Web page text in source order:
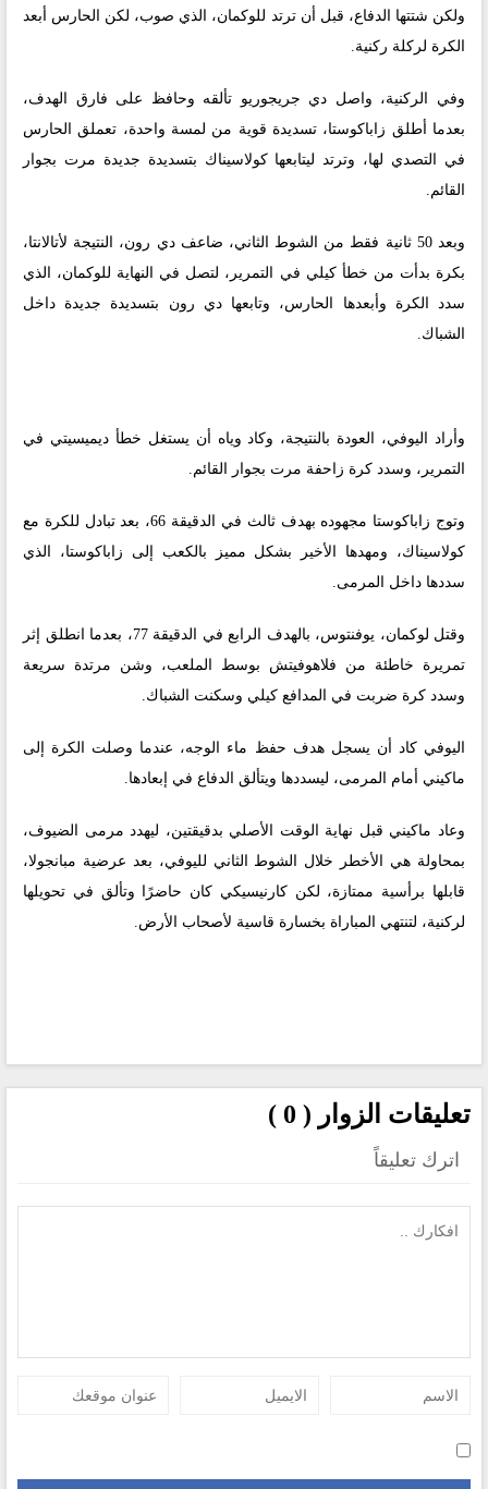
ولكن شتتها الدفاع، قبل أن ترتد للوكمان، الذي صوب، لكن الحارس أبعد
الكرة لركلة ركنية.
وفي الركنية، واصل دي جريجوريو تألقه وحافظ على فارق الهدف،
بعدما أطلق زاباكوستا، تسديدة قوية من لمسة واحدة، تعملق الحارس
في التصدي لها، وترتد ليتابعها كولاسيناك بتسديدة جديدة مرت بجوار
القائم.
وبعد 50 ثانية فقط من الشوط الثاني، ضاعف دي رون، النتيجة لأتالانتا،
بكرة بدأت من خطأ كيلي في التمرير، لتصل في النهاية للوكمان، الذي
سدد الكرة وأبعدها الحارس، وتابعها دي رون بتسديدة جديدة داخل
الشباك.
وأراد اليوفي، العودة بالنتيجة، وكاد وياه أن يستغل خطأ ديميسيتي في
التمرير، وسدد كرة زاحفة مرت بجوار القائم.
وتوج زاباكوستا مجهوده بهدف ثالث في الدقيقة 66، بعد تبادل للكرة مع
كولاسيناك، ومهدها الأخير بشكل مميز بالكعب إلى زاباكوستا، الذي
سددها داخل المرمى.
وقتل لوكمان، يوفنتوس، بالهدف الرابع في الدقيقة 77، بعدما انطلق إثر
تمريرة خاطئة من فلاهوفيتش بوسط الملعب، وشن مرتدة سريعة
وسدد كرة ضربت في المدافع كيلي وسكنت الشباك.
اليوفي كاد أن يسجل هدف حفظ ماء الوجه، عندما وصلت الكرة إلى
ماكيني أمام المرمى، ليسددها ويتألق الدفاع في إبعادها.
وعاد ماكيني قبل نهاية الوقت الأصلي بدقيقتين، ليهدد مرمى الضيوف،
بمحاولة هي الأخطر خلال الشوط الثاني لليوفي، بعد عرضية مبانجولا،
قابلها برأسية ممتازة، لكن كارنيسيكي كان حاضرًا وتألق في تحويلها
لركنية، لتنتهي المباراة بخسارة قاسية لأصحاب الأرض.
تعليقات الزوار ( 0 )
اترك تعليقاً